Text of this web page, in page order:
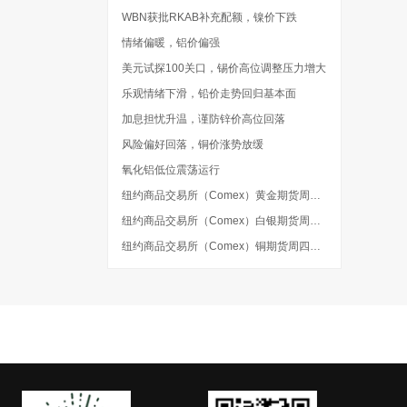
WBN获批RKAB补充配额，镍价下跌
情绪偏暖，铝价偏强
美元试探100关口，锡价高位调整压力增大
乐观情绪下滑，铅价走势回归基本面
加息担忧升温，谨防锌价高位回落
风险偏好回落，铜价涨势放缓
氧化铝低位震荡运行
纽约商品交易所（Comex）黄金期货周四收跌0.09%，报4242.00美元
纽约商品交易所（Comex）白银期货周四收跌1.06%，报61.439美元
纽约商品交易所（Comex）铜期货周四收跌0.24%，报6.6870美元